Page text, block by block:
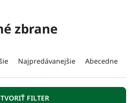
zbrane
Najpredávanejšie Abecedne
FILTER